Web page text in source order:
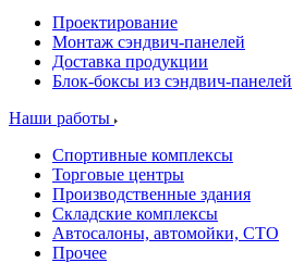
Проектирование
Монтаж сэндвич-панелей
Доставка продукции
Блок-боксы из сэндвич-панелей
Наши работы
Спортивные комплексы
Торговые центры
Производственные здания
Складские комплексы
Автосалоны, автомойки, СТО
Прочее